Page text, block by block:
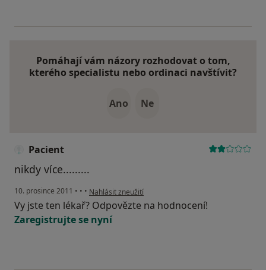
Pomáhají vám názory rozhodovat o tom,
kterého specialistu nebo ordinaci navštívit?
Ano Ne
Pacient
nikdy více.........
10. prosince 2011 • • • podle názoru uživatele Pacient
Nahlásit zneužití
Vy jste ten lékař? Odpovězte na hodnocení!
Zaregistrujte se nyní